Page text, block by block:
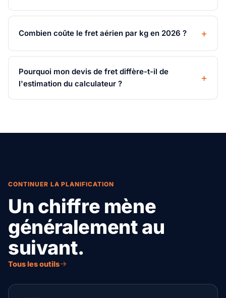
Combien coûte le fret aérien par kg en 2026 ?
Pourquoi mon devis de fret diffère-t-il de
l'estimation du calculateur ?
CONTINUER LA PLANIFICATION
Un chiffre mène
généralement au
suivant.
Tous les outils